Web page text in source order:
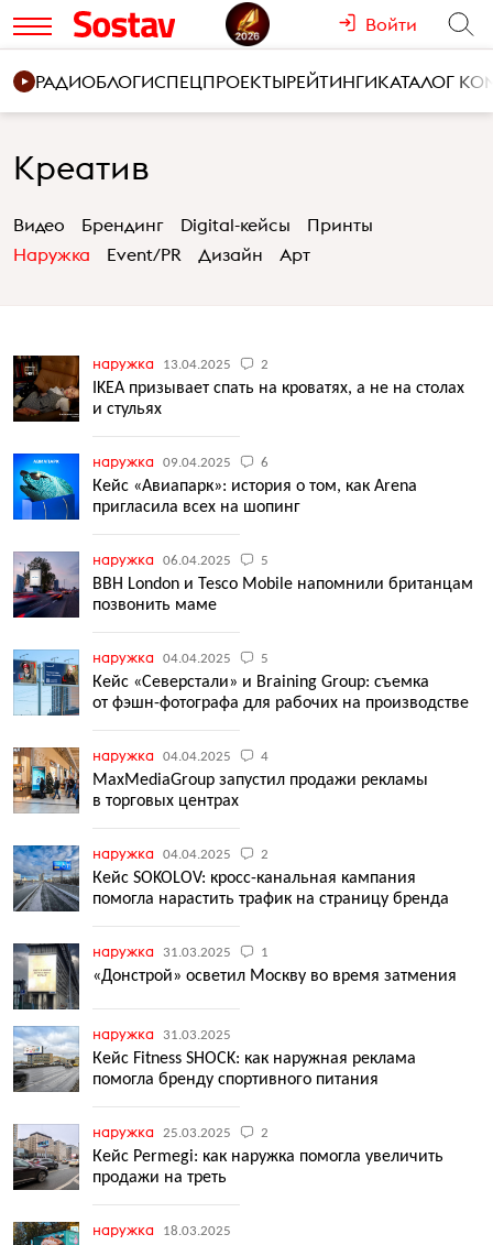
Войти
РАДИОБЛОГИСПЕЦПРОЕКТЫРЕЙТИНГИКАТАЛОГ
Креатив
Видео Брендинг Digital-кейсы
Принты
Наружка
Event/PR Дизайн Арт
наружка 13.04.2025 2
IKEA призывает спать на кроватях, а не на столах
и стульях
наружка 09.04.2025 6
Кейс «Авиапарк»: история о том, как Arena
пригласила всех на шопинг
наружка 06.04.2025 5
BBH London и Tesco Mobile напомнили британцам
позвонить маме
наружка 04.04.2025 5
Кейс «Северстали» и Braining Group: съемка
от фэшн-фотографа для рабочих на производстве
наружка 04.04.2025 4
MaxMediaGroup запустил продажи рекламы
в торговых центрах
наружка 04.04.2025 2
Кейс SOKOLOV: кросс-канальная кампания
помогла нарастить трафик на страницу бренда
наружка 31.03.2025 1
«Донстрой» осветил Москву во время затмения
наружка 31.03.2025
Кейс Fitness SHOCK: как наружная реклама
помогла бренду спортивного питания
наружка 25.03.2025 2
Кейс Permegi: как наружка помогла увеличить
продажи на треть
наружка 18.03.2025